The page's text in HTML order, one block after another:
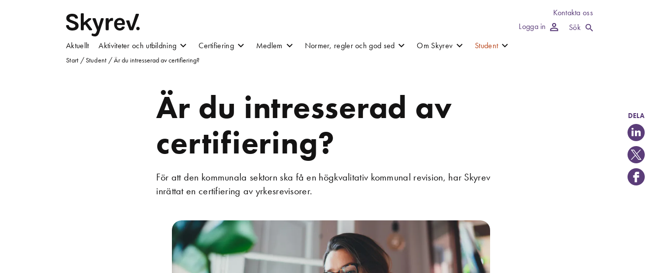
Kontakta oss
Logga in
Sök
Aktuellt
Aktiviteter och utbildning Certifiering Medlem Normer, regler och god sed Om Skyrev Student
Start /Student /Är du intresserad av certifiering?
Är du intresserad av
certifiering?
För att den kommunala sektorn ska få en högkvalitativ kommunal revision, har Skyrev
inrättat en certifiering av yrkesrevisorer.
DELA